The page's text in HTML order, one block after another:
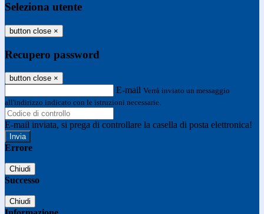
Seleziona utente
button close ×
Recupero password
button close ×
E-mail Verrà inviato un messaggio
all'indirizzo indicato con le istruzioni necessarie.
E-mail inviata, si prega di controllare la casella di posta elettronica!
Errore
Chiudi
Successo
Chiudi